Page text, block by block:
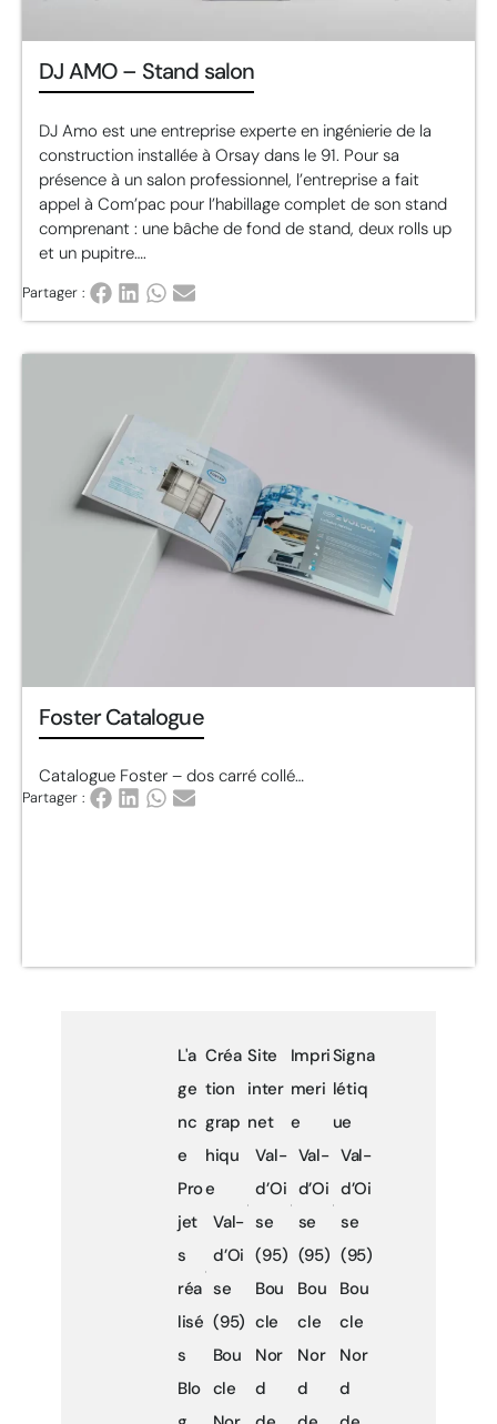
DJ AMO – Stand salon
DJ Amo est une entreprise experte en ingénierie de la
construction installée à Orsay dans le 91. Pour sa
présence à un salon professionnel, l’entreprise a fait
appel à Com’pac pour l’habillage complet de son stand
comprenant : une bâche de fond de stand, deux rolls up
et un pupitre….
Partager :
Foster Catalogue
Catalogue Foster – dos carré collé…
Partager :
L'a
ge
nc
e
Pro
jet
s
réa
lisé
s
Blo
Créa
tion
grap
hiqu
e
Val-
d’Oi
se
(95)
Bou
cle
Site
inter
net
Val-
d’Oi
se
(95)
Bou
cle
Nor
d
Impri
meri
e
Val-
d’Oi
se
(95)
Bou
cle
Nor
d
Signa
létiq
ue
Val-
d’Oi
se
(95)
Bou
cle
Nor
d